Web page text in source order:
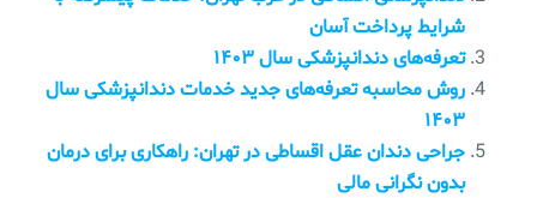
شرایط پرداخت آسان
تعرفه‌های دندانپزشکی سال ۱۴۰۳
روش محاسبه تعرفه‌های جدید خدمات دندانپزشکی سال
۱۴۰۳
جراحی دندان عقل اقساطی در تهران: راهکاری برای درمان
بدون نگرانی مالی